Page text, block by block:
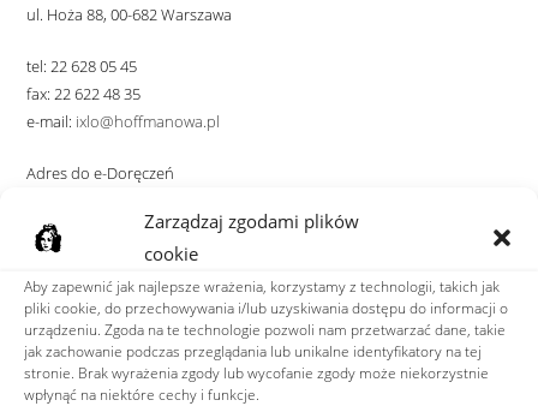
Zarządzaj zgodami plików
cookie
Aby zapewnić jak najlepsze wrażenia, korzystamy z technologii, takich jak
pliki cookie, do przechowywania i/lub uzyskiwania dostępu do informacji o
urządzeniu. Zgoda na te technologie pozwoli nam przetwarzać dane, takie
jak zachowanie podczas przeglądania lub unikalne identyfikatory na tej
stronie. Brak wyrażenia zgody lub wycofanie zgody może niekorzystnie
wpłynąć na niektóre cechy i funkcje.
ul. Hoża 88, 00-682 Warszawa
tel: 22 628 05 45
fax: 22 622 48 35
e-mail: ixlo@hoffmanowa.pl
Adres do e-Doręczeń
ZNAJDŹ NAS